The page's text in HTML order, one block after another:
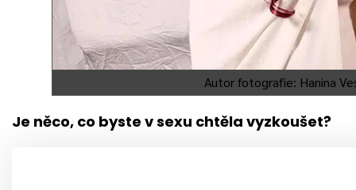
Autor fotografie: Hanina
Je něco, co byste v sexu chtěla vyzkoušet?